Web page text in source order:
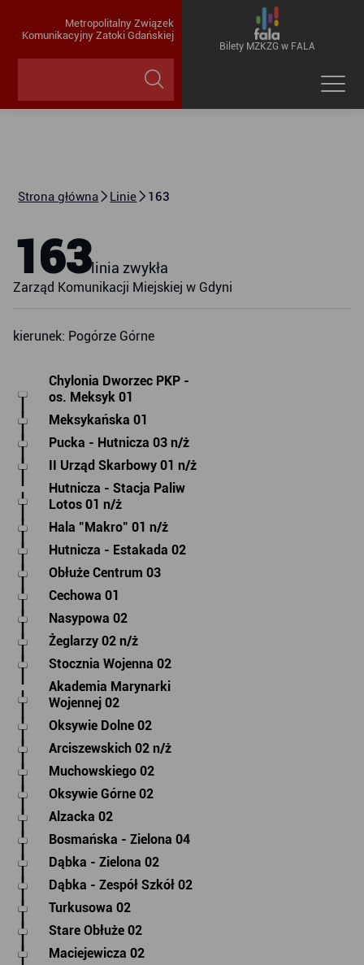
Metropolitalny Związek
Komunikacyjny Zatoki Gdańskiej
Bilety MZKZG w FALA
Strona główna Linie 163
163linia zwykła
Zarząd Komunikacji Miejskiej w Gdyni
kierunek: Pogórze Górne
Chylonia Dworzec PKP -
os. Meksyk 01
Meksykańska 01
Pucka - Hutnicza 03 n/ż
II Urząd Skarbowy 01 n/ż
Hutnicza - Stacja Paliw
Lotos 01 n/ż
Hala "Makro" 01 n/ż
Hutnicza - Estakada 02
Obłuże Centrum 03
Cechowa 01
Nasypowa 02
Żeglarzy 02 n/ż
Stocznia Wojenna 02
Akademia Marynarki
Wojennej 02
Oksywie Dolne 02
Arciszewskich 02 n/ż
Muchowskiego 02
Oksywie Górne 02
Alzacka 02
Bosmańska - Zielona 04
Dąbka - Zielona 02
Dąbka - Zespół Szkół 02
Turkusowa 02
Stare Obłuże 02
Maciejewicza 02